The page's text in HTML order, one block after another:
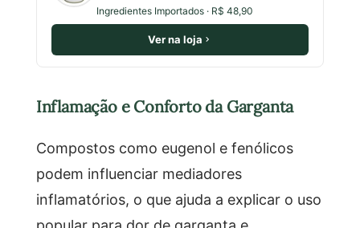
Ingredientes Importados · R$ 48,90
Ver na loja
Inflamação e Conforto da Garganta
Compostos como eugenol e fenólicos
podem influenciar mediadores
inflamatórios, o que ajuda a explicar o uso